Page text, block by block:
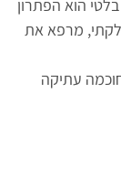
מרפא את